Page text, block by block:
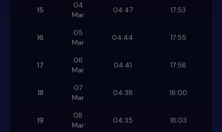
15
04
Mar
04:47 17:53
16
05
Mar
04:44 17:55
17
06
Mar
04:41 17:58
18
07
Mar
04:38 18:00
19
08
Mar
04:35 18:03